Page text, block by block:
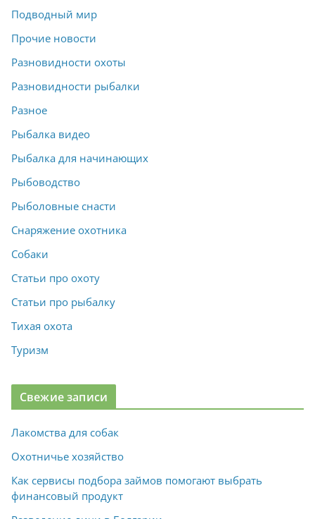
Подводный мир
Прочие новости
Разновидности охоты
Разновидности рыбалки
Разное
Рыбалка видео
Рыбалка для начинающих
Рыбоводство
Рыболовные снасти
Снаряжение охотника
Собаки
Статьи про охоту
Статьи про рыбалку
Тихая охота
Туризм
Свежие записи
Лакомства для собак
Охотничье хозяйство
Как сервисы подбора займов помогают выбрать
финансовый продукт